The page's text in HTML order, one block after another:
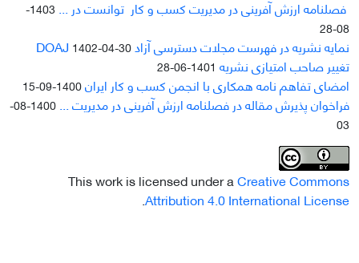
فصلنامه ارزش آفرینی در مدیریت کسب و کار توانست در ...
1403-
08-28
نمایه نشریه در فهرست مجلات دسترسی آزاد DOAJ1402-04-30
تغییر صاحب امتیازی نشریه 1401-06-28
امضای تفاهم نامه همکاری با انجمن کسب و کار ایران1400-09-15
فراخوان پذیرش مقاله در فصلنامه ارزش آفرینی در مدیریت ...
1400-08-
03
This work is licensed under aCreative Commons
Attribution 4.0 International License
.